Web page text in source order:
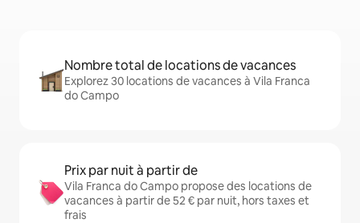
Nombre total de locations de vacances
Explorez 30 locations de vacances à Vila Franca
do Campo
Prix par nuit à partir de
Vila Franca do Campo propose des locations de
vacances à partir de 52 € par nuit, hors taxes et
frais